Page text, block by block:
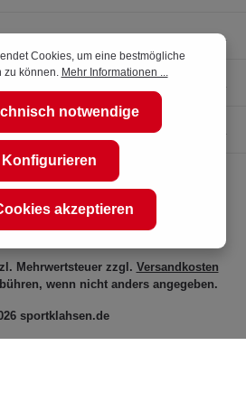
sportklahsen.de
Mehrwertsteuer zzgl. Versandkosten
wenn nicht anders angegeben.
Cookies, um eine bestmögliche
zu können. Mehr Informationen ...
notwendige
Konfigurieren
akzeptieren